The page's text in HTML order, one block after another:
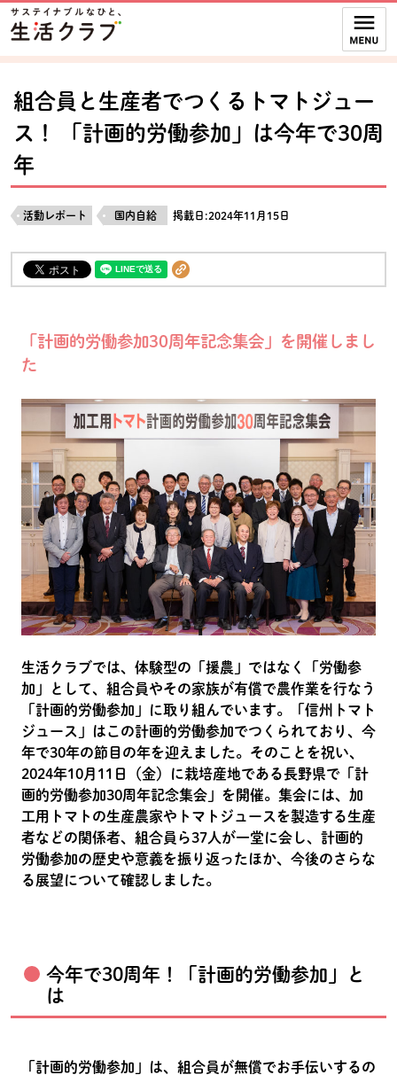
ページの先頭です。
本文へジャンプする。
ここからサイト内共通メニューです。
サイト内共通メニューをスキップする
サイト内共通メニューここまで。
組合員と生産者でつくるトマトジュー
ス！ 「計画的労働参加」は今年で30周
年
活動レポート 国内自給 掲載日:2024年11月15日
「計画的労働参加30周年記念集会」を開催しまし
た
生活クラブでは、体験型の「援農」ではなく「労働参
加」として、組合員やその家族が有償で農作業を行なう
「計画的労働参加」に取り組んでいます。「信州トマト
ジュース」はこの計画的労働参加でつくられており、今
年で30年の節目の年を迎えました。そのことを祝い、
2024年10月11日（金）に栽培産地である長野県で「計
画的労働参加30周年記念集会」を開催。集会には、加
工用トマトの生産農家やトマトジュースを製造する生産
者などの関係者、組合員ら37人が一堂に会し、計画的
労働参加の歴史や意義を振り返ったほか、今後のさらな
る展望について確認しました。
今年で30周年！「計画的労働参加」と
は
「計画的労働参加」は、組合員が無償でお手伝いするの